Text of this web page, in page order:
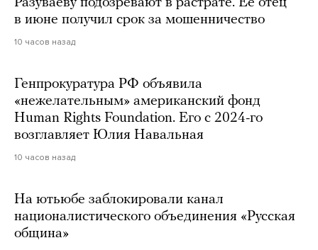
Разуваеву подозревают в растрате. Ее отец
в июне получил срок за мошенничество
10 часов назад
Генпрокуратура РФ объявила
«нежелательным» американский фонд
Human Rights Foundation. Его с 2024-го
возглавляет Юлия Навальная
10 часов назад
На ютьюбе заблокировали канал
националистического объединения «Русская
община»